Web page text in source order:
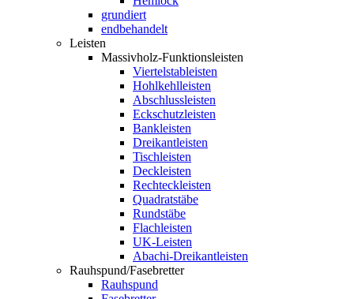
grundiert
endbehandelt
Leisten
Massivholz-Funktionsleisten
Viertelstableisten
Hohlkehlleisten
Abschlussleisten
Eckschutzleisten
Bankleisten
Dreikantleisten
Tischleisten
Deckleisten
Rechteckleisten
Quadratstäbe
Rundstäbe
Flachleisten
UK-Leisten
Abachi-Dreikantleisten
Rauhspund/Fasebretter
Rauhspund